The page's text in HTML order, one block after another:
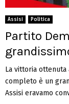
Assisi Politica
Partito
La vittoria
completo è un
Assisi eravamo